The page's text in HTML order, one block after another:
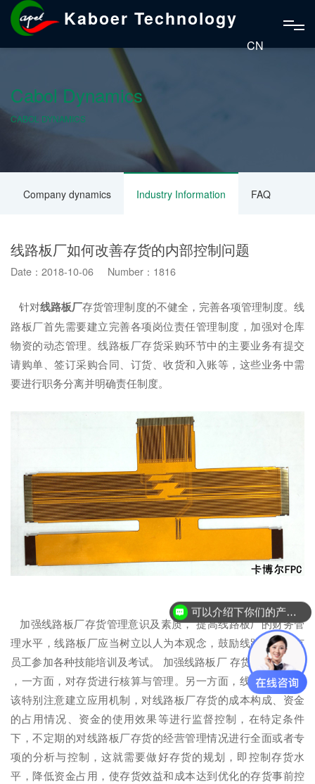
Kaboer Technology
CN
Cabol Dynamics
CABOL DYNAMICS
Company dynamics Industry Information FAQ
线路板厂如何改善存货的内部控制问题
Date：2018-10-06 Number：1816
针对线路板厂存货管理制度的不健全，完善各项管理制度。线
路板厂首先需要建立完善各项岗位责任管理制度，加强对仓库
物资的动态管理。线路板厂存货采购环节中的主要业务有提交
请购单、签订采购合同、订货、收货和入账等，这些业务中需
要进行职务分离并明确责任制度。
加强线路板厂存货管理意识及素质， 提高线路板厂的财务管
理水平，线路板厂应当树立以人为本观念，鼓励线路板厂现有
员工参加各种技能培训及考试。 加强线路板厂 存货的核算管理
，一方面，对存货进行核算与管理。另一方面，线路板厂还应
该特别注意建立应用机制，对线路板厂存货的成本构成、资金
的占用情况、资金的使用效果等进行监督控制，在特定条件
下，不定期的对线路板厂存货的经营管理情况进行全面或者专
项的分析与控制，这就需要做好存货的规划，即控制存货水
平，降低资金占用，使存货效益和成本达到优化的存货事前控
可以介绍下你们的产品么？